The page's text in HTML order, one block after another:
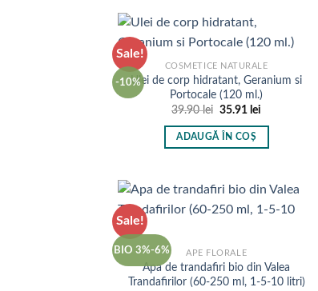
Sale!
-10%
COSMETICE NATURALE
Ulei de corp hidratant, Geranium si
Portocale (120 ml.)
39.90lei Prețul
a
fost:
35.91 lei
ADAUGĂ ÎN COȘ
Sale!
BIO 3%-6% APE FLORALE
Apa de trandafiri bio din Valea
Trandafirilor (60-250 ml, 1-5-10 litri)